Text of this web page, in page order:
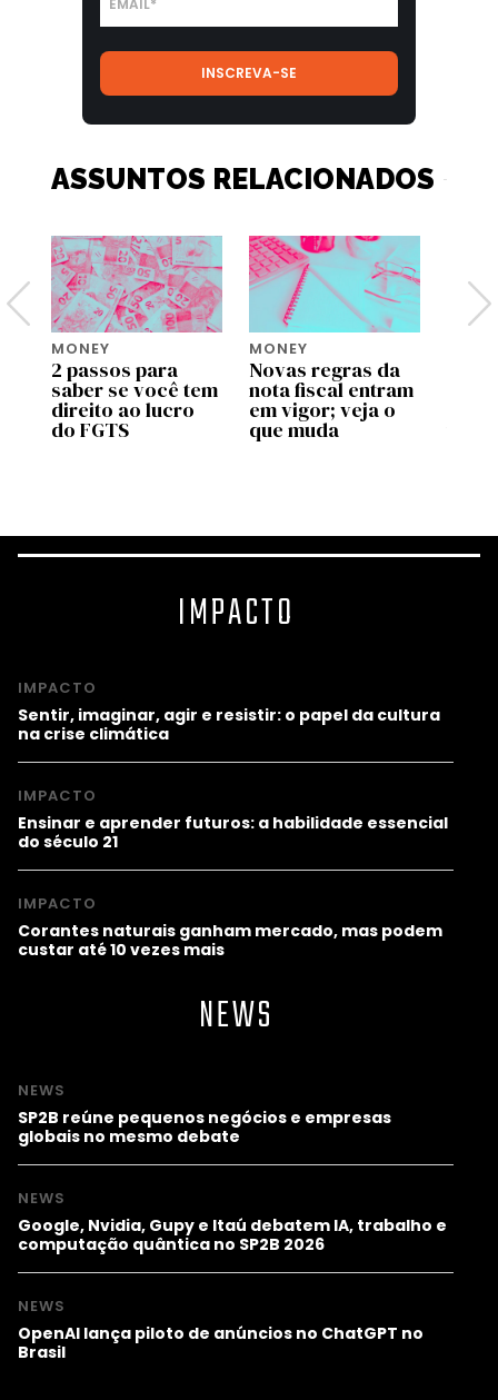
ASSUNTOS RELACIONADOS
MONEY
2 passos para
saber se você tem
direito ao lucro
do FGTS
MONEY
Novas regras da
nota fiscal entram
em vigor; veja o
que muda
IMPACTO
IMPACTO
Sentir, imaginar, agir e resistir: o papel da cultura
na crise climática
IMPACTO
Ensinar e aprender futuros: a habilidade essencial
do século 21
IMPACTO
Corantes naturais ganham mercado, mas podem
custar até 10 vezes mais
NEWS
NEWS
SP2B reúne pequenos negócios e empresas
globais no mesmo debate
NEWS
Google, Nvidia, Gupy e Itaú debatem IA, trabalho e
computação quântica no SP2B 2026
NEWS
OpenAI lança piloto de anúncios no ChatGPT no
Brasil